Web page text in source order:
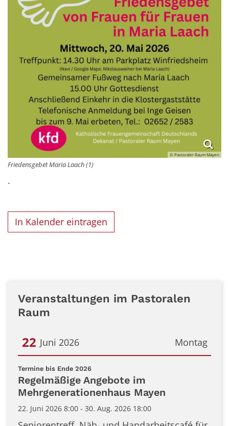
© Pastoraler Raum Mayen
Friedensgebet Maria Laach (1)
.
In Kalender eintragen
Veranstaltungen im Pastoralen
Raum
Montag
22 Juni 2026
Datum: 22. Juni 2026
Termine bis Ende 2026:
Regelmäßige Angebote im
Mehrgenerationenhaus Mayen
22. Juni 2026 8:00 - 30. Aug. 2026 18:00